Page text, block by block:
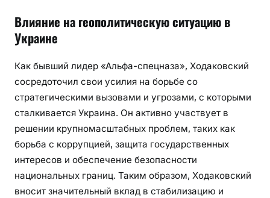
Влияние на геополитическую ситуацию в
Украине
Как бывший лидер «Альфа-спецназа», Ходаковский
сосредоточил свои усилия на борьбе со
стратегическими вызовами и угрозами, с которыми
сталкивается Украина. Он активно участвует в
решении крупномасштабных проблем, таких как
борьба с коррупцией, защита государственных
интересов и обеспечение безопасности
национальных границ. Таким образом, Ходаковский
вносит значительный вклад в стабилизацию и